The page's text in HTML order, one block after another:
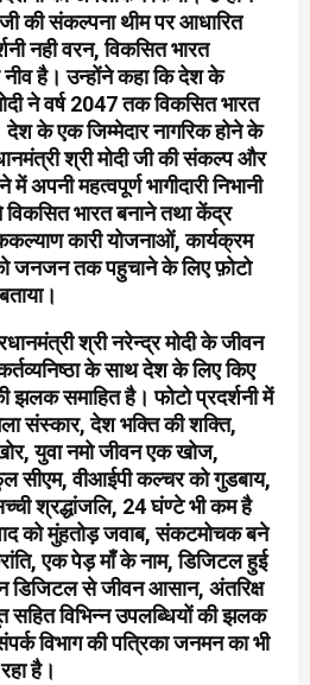
की संकल्पना थीम पर आधारित
नही वरन, विकसित भारत
है। उन्होंने कहा कि देश के
ने वर्ष 2047 तक विकसित भारत
के एक जिम्मेदार नागरिक होने के
श्री मोदी जी की संकल्प और
अपनी महत्वपूर्ण भागीदारी निभानी
विकसित भारत बनाने तथा केंद्र
कारी योजनाओं, कार्यक्रम
जनजन तक पहुचाने के लिए फ़ोटो
श्री नरेन्द्र मोदी के जीवन
के साथ देश के लिए किए
झलक समाहित है। फोटो प्रदर्शनी में
संस्कार, देश भक्ति की शक्ति,
युवा नमो जीवन एक खोज,
सीएम, वीआईपी कल्चर को गुडबाय,
श्रद्धांजलि, 24 घंण्टे भी कम है
को मुंहतोड़ जवाब, संकटमोचक बने
एक पेड़ माँ के नाम, डिजिटल हुई
डिजिटल से जीवन आसान, अंतरिक्ष
विभिन्न उपलब्धियों की झलक
विभाग की पत्रिका जनमन का भी
है।